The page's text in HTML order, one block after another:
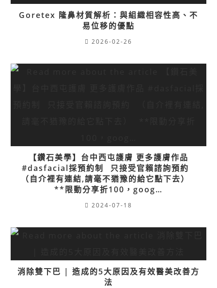
Goretex 隆鼻材質解析：與組織相容性高、不
易位移的優點
2026-02-26
【鑽石美學】台中西屯護膚 更多護膚作品
#dasfacial​ ​ ︎採預約制⠀​ ︎只接受官賴諮詢預約⠀​
（自介裡有連結,請毫不猶豫的給它點下去）⠀​
**限動分享折100，goog…
2024-07-18
消除雙下巴 | 造成的5大原因及有效醫美改善方
法